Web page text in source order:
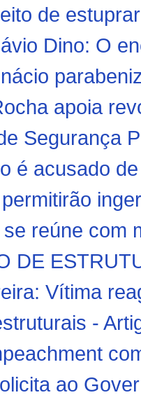
de
Dino: O
apoia
Segurança
é acusado
reúne com
DE
Vítima
-
ao